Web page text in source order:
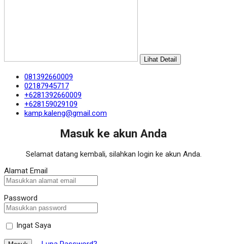
Lihat Detail
081392660009
02187945717
+6281392660009
+628159029109
kamp.kaleng@gmail.com
Masuk ke akun Anda
Selamat datang kembali, silahkan login ke akun Anda.
Alamat Email
Password
Ingat Saya